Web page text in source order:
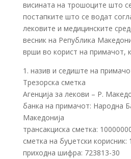
висината на трошоците што
постапките што се водат
лековите и медицинските
весник на Република
врши во корист на примачот,
1. назив и седиште на
Трезорска сметка
Агенција за лекови – Р.
банка на примачот: Народна
Македонија
трансакциска сметка:
сметка на буџетски
приходна шифра: 723813-30